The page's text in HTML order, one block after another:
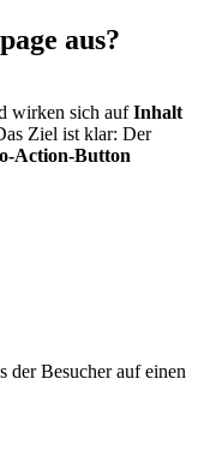
aus?
wirken sich aufInhalt
Ziel ist klar: Der
Action-Button
der Besucher auf einen